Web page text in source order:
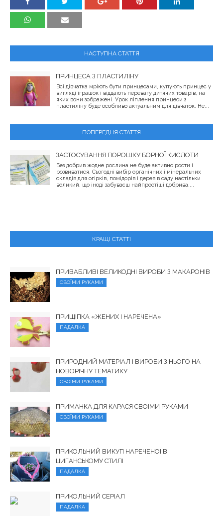
НАСТУПНА СТАТТЯ
ПРИНЦЕСА З ПЛАСТИЛІНУ
Всі дівчатка мріють бути принцесами, купують принцес у
вигляді іграшок і віддають перевагу дитячих товарів, на
яких вони зображені. Урок ліплення принцеси з
пластиліну буде особливо актуальним для дівчаток. Не...
ПОПЕРЕДНЯ СТАТТЯ
ЗАСТОСУВАННЯ ПОРОШКУ БОРНОЇ КИСЛОТИ
Без добрив жодне рослина не буде активно рости і
розвиватися. Сьогодні вибір органічних і мінеральних
складів для огірків, помідорів і дерев в саду настільки
великий, що іноді забуваєш найпростіші добрива,...
КРАЩІ СТАТТІ
ПРИВАБЛИВІ ВЕЛИКОДНІ ВИРОБИ З МАКАРОНІВ
СВОЇМИ РУКАМИ
ПРИЩІПКА «ЖЕНИХ І НАРЕЧЕНА»
ПАДАЛКА
ПРИРОДНИЙ МАТЕРІАЛ І ВИРОБИ З НЬОГО НА
НОВОРІЧНУ ТЕМАТИКУ
СВОЇМИ РУКАМИ
ПРИМАНКА ДЛЯ КАРАСЯ СВОЇМИ РУКАМИ
СВОЇМИ РУКАМИ
ПРИКОЛЬНИЙ ВИКУП НАРЕЧЕНОЇ В
ЦИГАНСЬКОМУ СТИЛІ
ПАДАЛКА
ПРИКОЛЬНИЙ СЕРІАЛ
ПАДАЛКА